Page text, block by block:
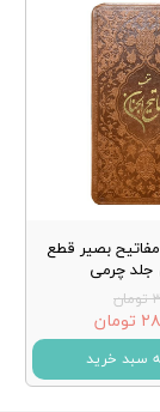
بصیر قطع
جلد چرمی
سبد خرید